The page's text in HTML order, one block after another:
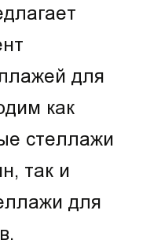
для
как
стеллажи
так и
для